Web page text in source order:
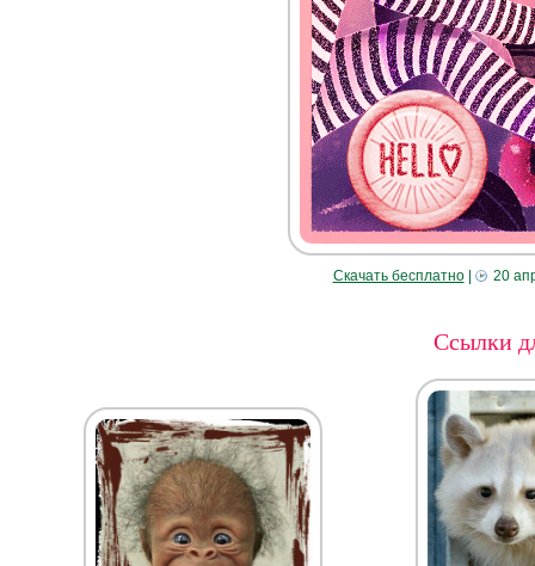
Скачать бесплатно| 20
Ссылки